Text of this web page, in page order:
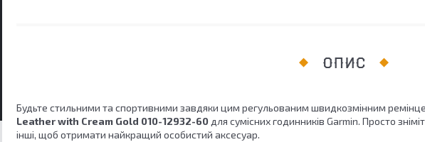
ОПИС
Будьте стильними та спортивними завдяки цим регульованим швидкозмінним
Leather with Cream Gold 010-12932-60 для сумісних годинників Garmin. Просто
інші, щоб отримати найкращий особистий аксесуар.